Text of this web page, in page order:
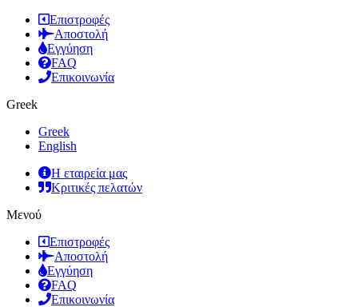
Επιστροφές
Αποστολή
Εγγύηση
FAQ
Επικοινωνία
Greek
Greek
English
Η εταιρεία μας
Κριτικές πελατών
Μενού
Επιστροφές
Αποστολή
Εγγύηση
FAQ
Επικοινωνία